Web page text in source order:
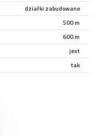
działki zabudowane
500 m
600 m
jest
tak